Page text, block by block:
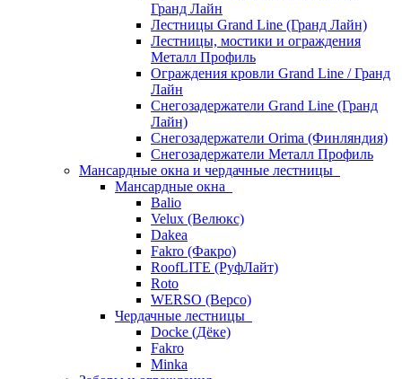
Гранд Лайн
Лестницы Grand Line (Гранд Лайн)
Лестницы, мостики и ограждения
Металл Профиль
Ограждения кровли Grand Line / Гранд
Лайн
Снегозадержатели Grand Line (Гранд
Лайн)
Снегозадержатели Orima (Финляндия)
Снегозадержатели Металл Профиль
Мансардные окна и чердачные лестницы
Мансардные окна
Balio
Velux (Велюкс)
Dakea
Fakro (Факро)
RoofLITE (РуфЛайт)
Roto
WERSO (Версо)
Чердачные лестницы
Docke (Дёке)
Fakro
Minka